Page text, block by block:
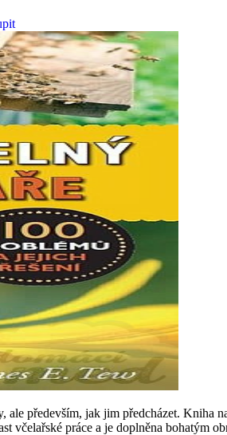
především, jak jim předcházet. Kniha
včelařské práce a je doplněna bohatým